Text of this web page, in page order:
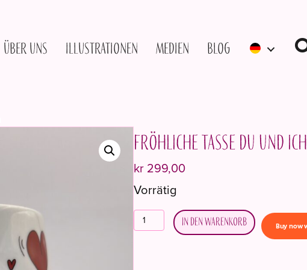
Über uns Illustrationen Medien Blog
Fröhliche Tasse Du und ich
kr 299,00
Vorrätig
Lykkekrus
Deg
In den Warenkorb